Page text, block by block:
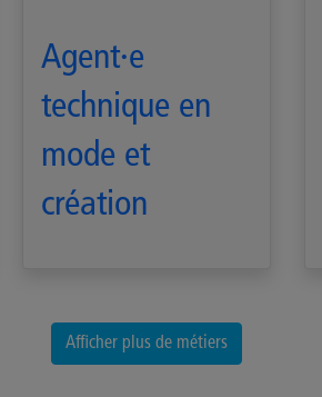
Agent·e
technique en
mode et
création
Afficher plus de métiers